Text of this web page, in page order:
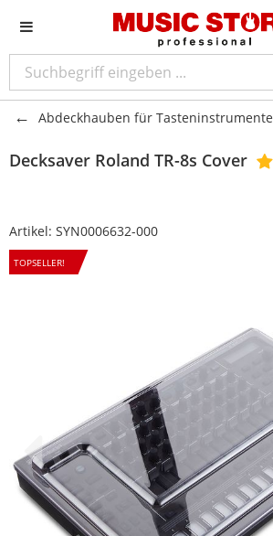
Abdeckhauben für Tasteninstrumente
Decksaver Roland TR-8s Cover
Artikel: SYN0006632-000
TOPSELLER!